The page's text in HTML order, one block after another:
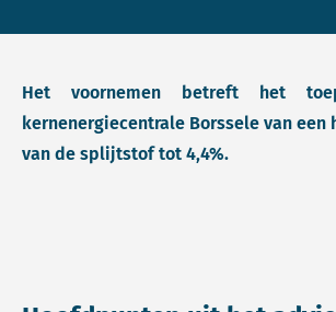
Het voornemen betreft het
kernenergiecentrale Borssele van een
van de splijtstof tot 4,4%.